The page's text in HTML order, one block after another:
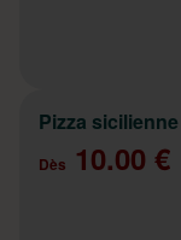
Pizza sicilienne
Dès 10.00 €